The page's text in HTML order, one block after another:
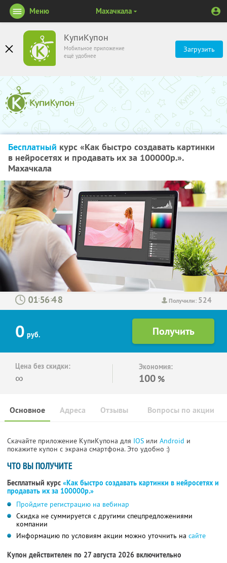
КупиКупон
Мобильное приложение
ещё удобнее
Загрузить
Меню Махачкала
Бесплатный курс «Как быстро создавать картинки
в нейросетях и продавать их за 100000р.».
Махачкала
Получили: 524
: :
0 руб.
Цена без скидки:
∞
Экономия:
100 %
Основное Отзывы Вопросы по акции
Адреса
Скачайте приложение КупиКупона для IOS или Android и
покажите купон с экрана смартфона. Это удобно :)
ЧТО ВЫ ПОЛУЧИТЕ
Бесплатный курс «Как быстро создавать картинки в нейросетях и
продавать их за 100000р.»
Пройдите регистрацию на вебинар
Скидка не суммируется с другими спецпредложениями
компании
Информацию по условиям акции можно уточнить на сайте
Купон действителен по 27 августа 2026 включительно